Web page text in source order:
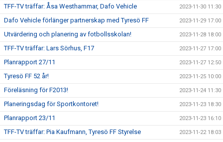
TFF-TV träffar: Åsa Westhammar, Dafo Vehicle 2023-11-30 11:30
Dafo Vehicle förlänger partnerskap med Tyresö FF 2023-11-29 17:00
Utvärdering och planering av fotbollsskolan! 2023-11-28 18:00
TFF-TV träffar: Lars Sörhus, F17 2023-11-27 17:00
Planrapport 27/11 2023-11-27 12:50
Tyresö FF 52 år! 2023-11-25 10:00
Föreläsning för F2013! 2023-11-24 11:30
Planeringsdag för Sportkontoret! 2023-11-23 18:30
Planrapport 23/11 2023-11-23 16:10
TFF-TV träffar: Pia Kaufmann, Tyresö FF Styrelse 2023-11-22 18:03